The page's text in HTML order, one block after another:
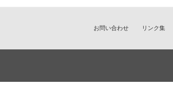
お問い合わせ リンク集